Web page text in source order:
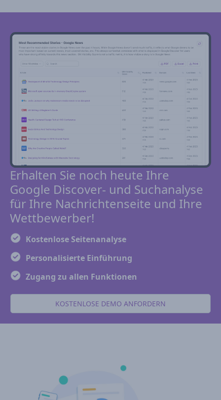
Erhalten Sie noch heute Ihre
Google Discover- und Suchanalyse
für Ihre Nachrichtenseite und Ihre
Wettbewerber!
Kostenlose Seitenanalyse
Personalisierte Einführung
Zugang zu allen Funktionen
KOSTENLOSE DEMO ANFORDERN